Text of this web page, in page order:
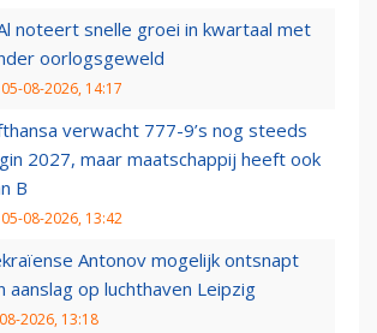
noteert snelle groei in kwartaal met
oorlogsgeweld
05-08-2026, 14:17
verwacht 777-9’s nog steeds
2027, maar maatschappij heeft ook
B
05-08-2026, 13:42
Antonov mogelijk ontsnapt
aanslag op luchthaven Leipzig
2026, 13:18